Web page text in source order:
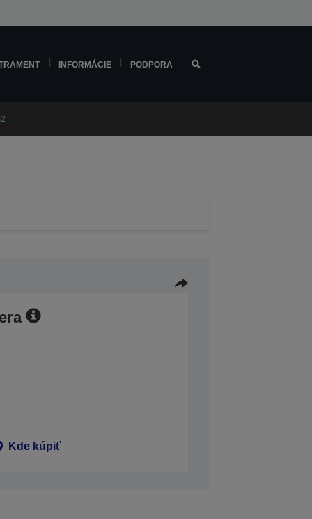
INFORMÁCIE PODPORA
Kde kúpiť